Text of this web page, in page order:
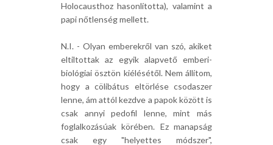
Holocausthoz hasonlította), valamint a
papi nőtlenség mellett.
N.I. - Olyan emberekről van szó, akiket
eltiltottak az egyik alapvető emberi-
biológiai ösztön kiélésétől. Nem állítom,
hogy a cölibátus eltörlése csodaszer
lenne, ám attól kezdve a papok között is
csak annyi pedofil lenne, mint más
foglalkozásúak körében. Ez manapság
csak egy "helyettes módszer",